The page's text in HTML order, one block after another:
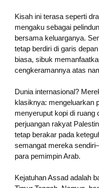
Kisah ini terasa seperti
mengaku sebagai
bersama keluarganya.
tetap berdiri di garis
biasa, sibuk
cengkeramannya atas
Dunia internasional?
klasiknya: mengeluarkan
menyeruput kopi di ruang
perjuangan rakyat
tetap berakar pada
semangat mereka
para pemimpin Arab.
Kejatuhan Assad adalah